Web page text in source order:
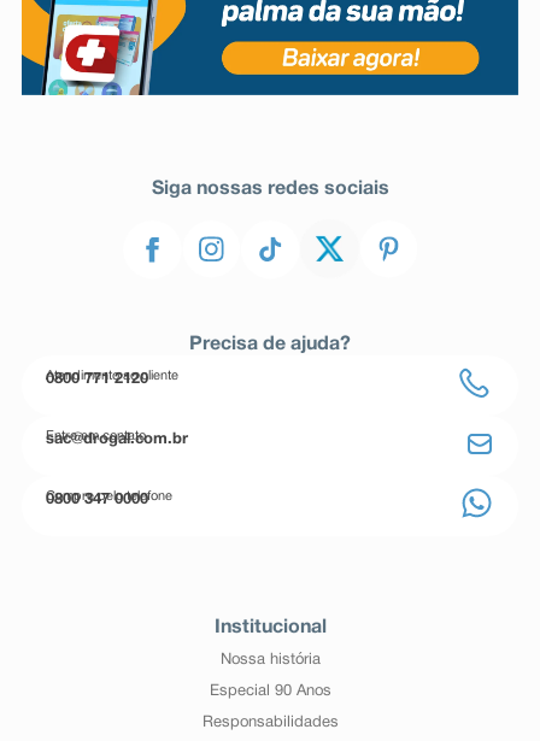
Siga nossas redes sociais
Precisa de ajuda?
Atendimento ao cliente
0800 771 2120
Entre em contato
sac@drogal.com.br
Compre pelo telefone
0800 347 0000
Institucional
Nossa história
Especial 90 Anos
Responsabilidades